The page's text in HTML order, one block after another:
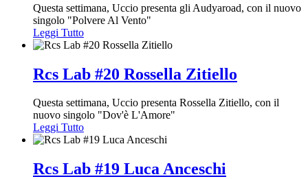
Questa settimana, Uccio presenta gli Audyaroad, con il nuovo
singolo "Polvere Al Vento"
Leggi Tutto
Rcs Lab #20 Rossella Zitiello
Questa settimana, Uccio presenta Rossella Zitiello, con il
nuovo singolo "Dov'è L'Amore"
Leggi Tutto
Rcs Lab #19 Luca Anceschi